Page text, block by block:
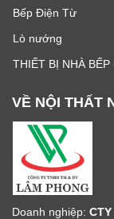
Bếp Điện Từ
Lò nướng
THIẾT BỊ NHÀ BẾP
VỀ NỘI THẤT
Doanh nghiệp: